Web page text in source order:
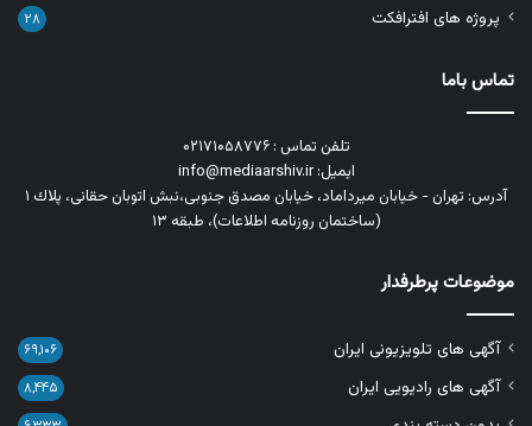
پروژه های افترافکت ۲۸
تماس باما
تلفن تماس : ۰۲۱۷۱۰۵۸۷۷۶
ایمیل: info@mediaarshiv.ir
آدرس: تهران - خیابان میرداماد، خیابان مصدق جنوبی،نبش اتوبان حقانی، پلاك ١
(ساختمان روزنامه اطلاعات)، طبقه ۱۳
موضوعات پرطرفدار
آگهی های تلویزیونی ایران ۶۹,۱۰۶
آگهی های رادیویی ایران ۸,۴۴۵